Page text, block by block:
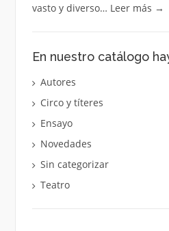
vasto y diverso… Leer más →
En nuestro catálogo
Autores
Circo y títeres
Ensayo
Novedades
Sin categorizar
Teatro